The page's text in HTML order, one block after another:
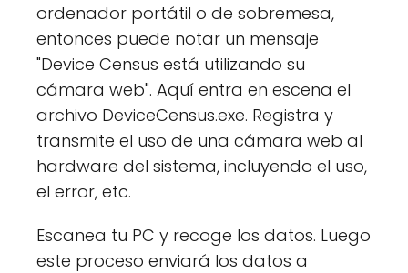
ordenador portátil o de sobremesa,
entonces puede notar un mensaje
"Device Census está utilizando su
cámara web". Aquí entra en escena el
archivo DeviceCensus.exe. Registra y
transmite el uso de una cámara web al
hardware del sistema, incluyendo el uso,
el error, etc.
Escanea tu PC y recoge los datos. Luego
este proceso enviará los datos a